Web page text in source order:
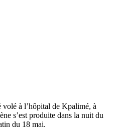
volé à l’hôpital de Kpalimé, à
s’est produite dans la nuit du
du 18 mai.